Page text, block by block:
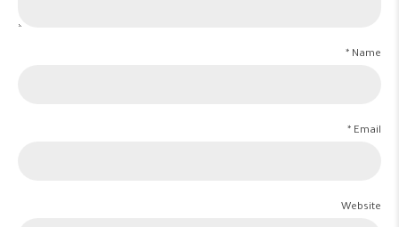
Name *
Email *
Website